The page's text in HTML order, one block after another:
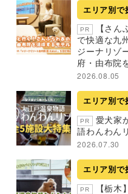
エリア別で
PR
【さん
で快適な九
ジーナリゾ
府・由布院
2026.08.05
エリア別で
PR
愛犬家
語わんわん
2026.07.30
エリア別で
PR
【栃木